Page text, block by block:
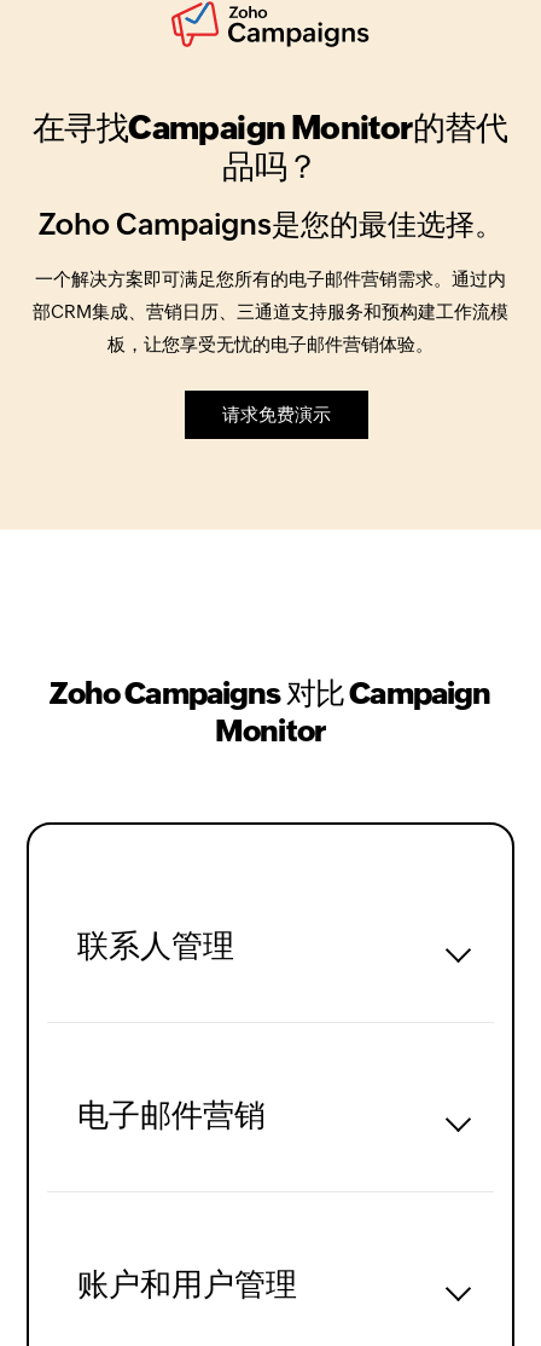
在寻找Campaign Monitor的替代
品吗？
Zoho Campaigns是您的最佳选择。
一个解决方案即可满足您所有的电子邮件营销需求。通过内
部CRM集成、营销日历、三通道支持服务和预构建工作流模
板，让您享受无忧的电子邮件营销体验。
请求免费演示
Zoho Campaigns 对比 Campaign
Monitor
联系人管理
电子邮件营销
账户和用户管理